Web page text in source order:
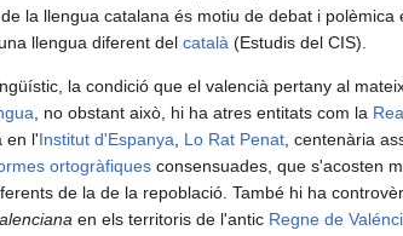
la llengua catalana és motiu de debat i
llengua diferent del català (Estudis del CIS).
la condició que el valencià pertany al
, no obstant això, hi ha atres entitats com la
en l'Institut d'Espanya Lo Rat Penat , centenària
ortogràfiques consensuades, que s'acosten
de la de la repoblació. També hi ha
en els territoris de l'antic Regne de